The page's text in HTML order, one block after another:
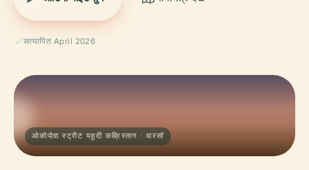
सत्यापित April 2026
ओकोपोवा स्ट्रीट यहूदी कब्रिस्तान · वारसॉ